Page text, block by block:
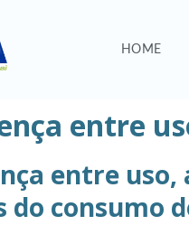
HOME
entre
entre uso,
do consumo